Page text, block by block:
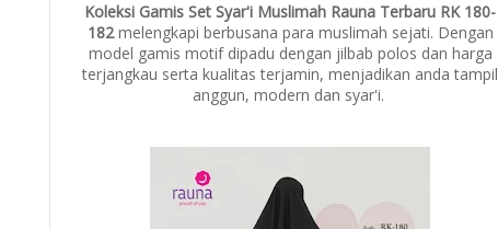
Koleksi Gamis Set Syar'i Muslimah Rauna Terbaru RK 180-
182melengkapi berbusana para muslimah sejati. Dengan
model gamis motif dipadu dengan jilbab polos dan harga
terjangkau serta kualitas terjamin, menjadikan anda tampil
anggun, modern dan syar'i.